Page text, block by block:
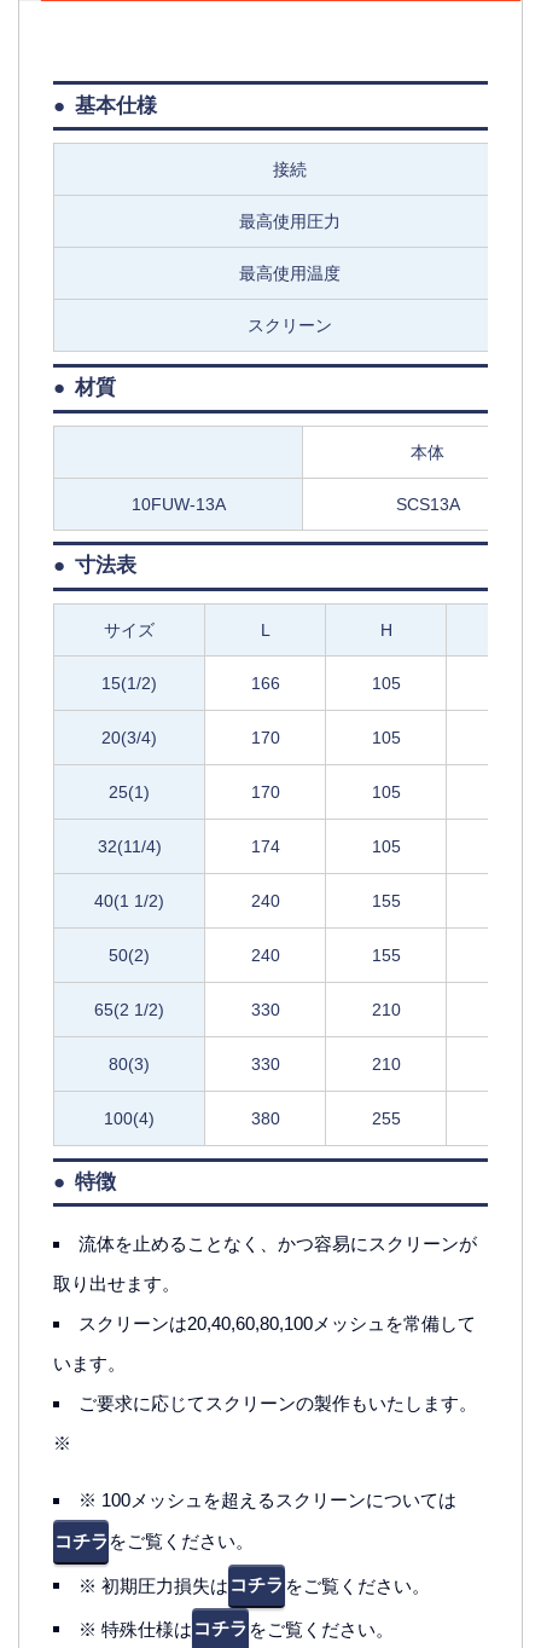
基本仕様
接続
最高使用圧力
最高使用温度
スクリーン
材質
本体
10FUW-13A SCS13A
寸法表
サイズ L H
15(1/2) 166 105
20(3/4) 170 105
25(1) 170 105
32(11/4) 174 105
40(1 1/2) 240 155
50(2) 240 155
65(2 1/2) 330 210
80(3) 330 210
100(4) 380 255
特徴
流体を止めることなく、かつ容易にスクリーンが
取り出せます。
スクリーンは20,40,60,80,100メッシュを常備して
います。
ご要求に応じてスクリーンの製作もいたします。
※
※ 100メッシュを超えるスクリーンについては
コチラをご覧ください。
※ 初期圧力損失は コチラ をご覧ください。
※ 特殊仕様は コチラ をご覧ください。